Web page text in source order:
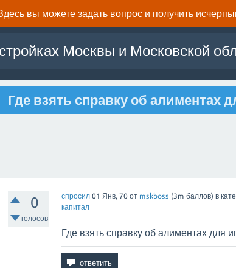
вы можете задать вопрос и получить
Москвы и Московской
Где взять справку об алиментах
0
голосов
спросил 01 Янв, 70 от mskboss (3m баллов) в
капитал
Где взять справку об алиментах для